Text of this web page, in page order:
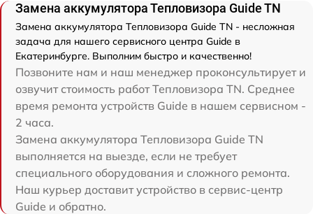
Замена аккумулятора Тепловизора Guide TN
Замена аккумулятора Тепловизора Guide TN - несложная
задача для нашего сервисного центра Guide в
Екатеринбурге. Выполним быстро и качественно!
Позвоните нам и наш менеджер проконсультирует и
озвучит стоимость работ Тепловизора TN. Среднее
время ремонта устройств Guide в нашем сервисном -
2 часа.
Замена аккумулятора Тепловизора Guide TN
выполняется на выезде, если не требует
специального оборудования и сложного ремонта.
Наш курьер доставит устройство в сервис-центр
Guide и обратно.